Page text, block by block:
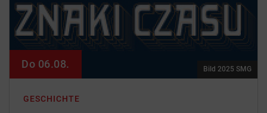
GESCHICHTE
Do 06.08. Bild 2025 SMG